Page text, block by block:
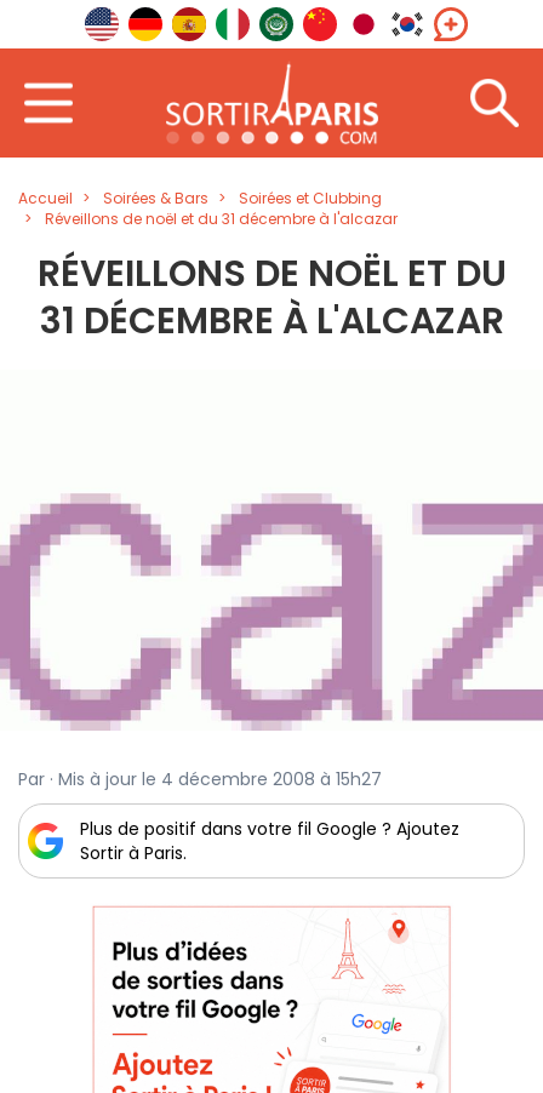
Accueil Soirées & Bars
Soirées et Clubbing
Réveillons de noël et du 31 décembre à l'alcazar
RÉVEILLONS DE NOËL ET DU
31 DÉCEMBRE À L'ALCAZAR
Par · Mis à jour le 4 décembre 2008 à 15h27
Plus de positif dans votre fil Google ? Ajoutez
Sortir à Paris.